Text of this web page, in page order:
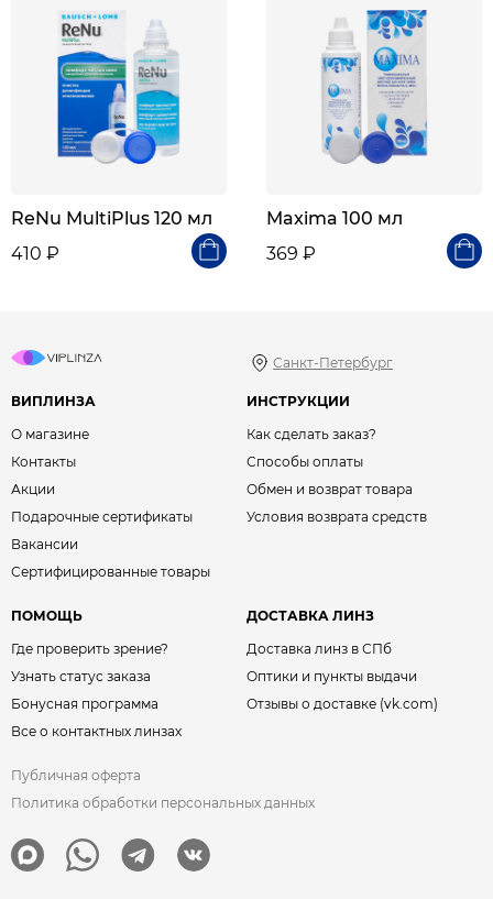
ReNu MultiPlus 120 мл
410 ₽
Maxima 100 мл
369 ₽
Санкт-Петербург
ВИПЛИНЗА
О магазине
Контакты
Акции
Подарочные сертификаты
Вакансии
Сертифицированные товары
ИНСТРУКЦИИ
Как сделать заказ?
Способы оплаты
Обмен и возврат товара
Условия возврата средств
ПОМОЩЬ
Где проверить зрение?
Узнать статус заказа
Бонусная программа
Все о контактных линзах
ДОСТАВКА ЛИНЗ
Доставка линз в СПб
Оптики и пункты выдачи
Отзывы о доставке (vk.com)
Публичная оферта
Политика обработки персональных данных